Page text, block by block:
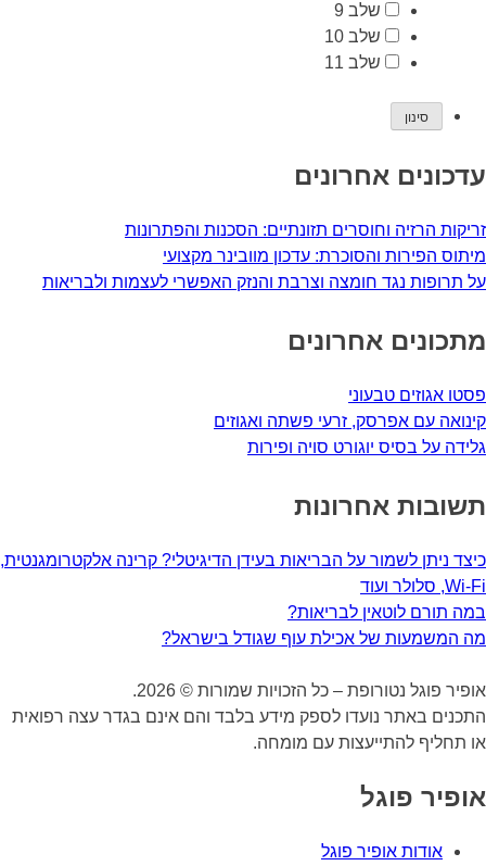
שלב 9
שלב 10
שלב 11
עדכונים אחרונים
זריקות הרזיה וחוסרים תזונתיים: הסכנות והפתרונות
מיתוס הפירות והסוכרת: עדכון מוובינר מקצועי
על תרופות נגד חומצה וצרבת והנזק האפשרי לעצמות ולבריאות
מתכונים אחרונים
פסטו אגוזים טבעוני
קינואה עם אפרסק, זרעי פשתה ואגוזים
גלידה על בסיס יוגורט סויה ופירות
תשובות אחרונות
כיצד ניתן לשמור על הבריאות בעידן הדיגיטלי? קרינה אלקטרומגנטית,
Wi-Fi, סלולר ועוד
במה תורם לוטאין לבריאות?
מה המשמעות של אכילת עוף שגודל בישראל?
אופיר פוגל נטורופת – כל הזכויות שמורות © 2026.
התכנים באתר נועדו לספק מידע בלבד והם אינם בגדר עצה רפואית
או תחליף להתייעצות עם מומחה.
אופיר פוגל
אודות אופיר פוגל